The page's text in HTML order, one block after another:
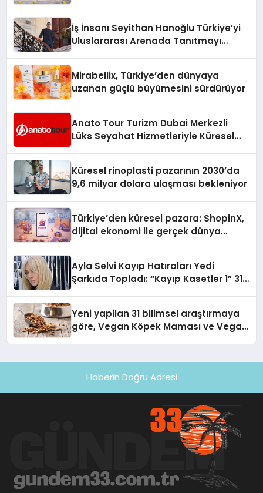
İş İnsanı Seyithan Hanoğlu Türkiye’yi
Uluslararası Arenada Tanıtmayı
Mirabellix, Türkiye’den dünyaya
uzanan güçlü büyümesini sürdürüyor
Anato Tour Turizm Dubai Merkezli
Lüks Seyahat Hizmetleriyle Küresel
Küresel rinoplasti pazarının 2030’da
9,6 milyar dolara ulaşması bekleniyor
Türkiye’den küresel pazara: ShopinX,
dijital ekonomi ile gerçek dünya
Ayla Selvi Kayıp Hatıraları Yedi
Şarkıda Topladı: “Kayıp Kasetler 1” 31
Yeni yapilan 31 bilimsel araştırmaya
göre, Vegan Köpek Maması ve Vegan
Haberin Doğru Adresi